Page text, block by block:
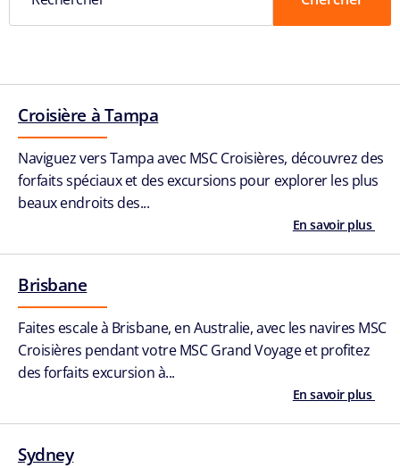
Croisière à Tampa
Naviguez vers Tampa avec MSC Croisières, découvrez des
forfaits spéciaux et des excursions pour explorer les plus
beaux endroits des...
En savoir plus
Brisbane
Faites escale à Brisbane, en Australie, avec les navires MSC
Croisières pendant votre MSC Grand Voyage et profitez
des forfaits excursion à...
En savoir plus
Sydney